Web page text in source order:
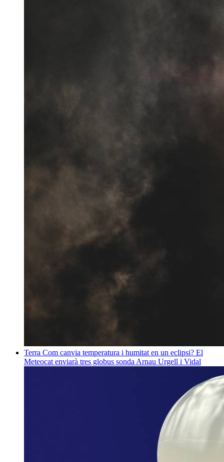
Terra Com canvia temperatura i humitat en un eclipsi? El
Meteocat enviarà tres globus sonda Arnau Urgell i Vidal